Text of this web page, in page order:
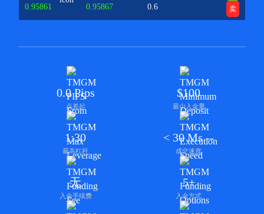
0.95861
0.95867
0.6
卖
0.0 Pips
点差起
$100
最少入金量
1:30
最高杠杆
< 30 Ms --
成交速度
无
入金手续费
5+
入金方式